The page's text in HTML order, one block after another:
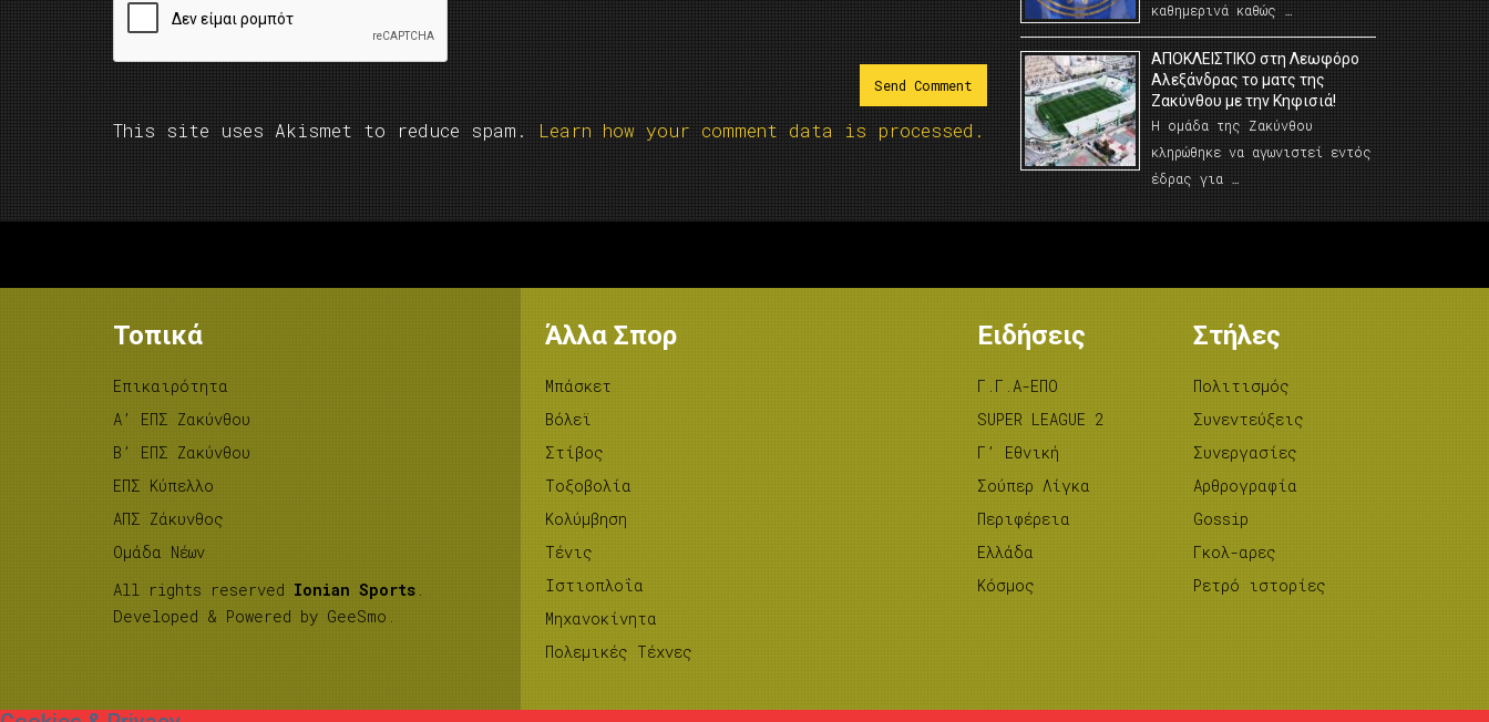
This site uses Akismet to reduce spam. Learn how your comment data is processed.
καθημερινά καθώς …
AΠΟΚΛΕΙΣΤΙΚΟ στη Λεωφόρο
Αλεξάνδρας το ματς της
Ζακύνθου με την Κηφισιά!
Η ομάδα της Ζακύνθου
κληρώθηκε να αγωνιστεί εντός
έδρας για …
Τοπικά
Επικαιρότητα
A’ ΕΠΣ Ζακύνθου
B’ ΕΠΣ Ζακύνθου
ΕΠΣ Κύπελλο
ΑΠΣ Ζάκυνθος
Ομάδα Νέων
All rights reserved Ionian Sports .
Developed & Powered by GeeSmo .
Άλλα Σπορ
Μπάσκετ
Βόλεϊ
Στίβος
Tοξοβολία
Κολύμβηση
Τένις
Ιστιοπλοΐα
Μηχανοκίνητα
Πολεμικές Τέχνες
Ειδήσεις
Γ.Γ.Α-ΕΠΟ
SUPER LEAGUE 2
Γ’ Εθνική
Σούπερ Λίγκα
Περιφέρεια
Ελλάδα
Κόσμος
Στήλες
Πολιτισμός
Συνεντεύξεις
Συνεργασίες
Αρθρογραφία
Gossip
Γκολ-αρες
Ρετρό ιστορίες